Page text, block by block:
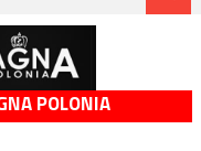
POLONIA